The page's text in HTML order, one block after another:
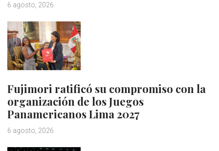
6 agosto, 2026
Fujimori ratificó su compromiso con la
organización de los Juegos
Panamericanos Lima 2027
6 agosto, 2026